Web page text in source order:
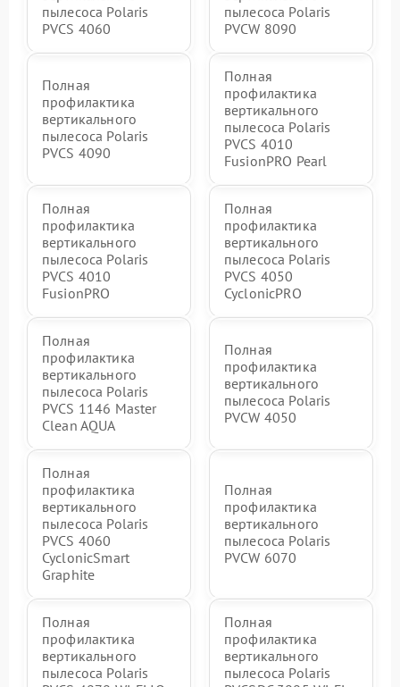
пылесоса Polaris
PVCS 4060
пылесоса Polaris
PVCW 8090
Полная
профилактика
вертикального
пылесоса Polaris
PVCS 4090
Полная
профилактика
вертикального
пылесоса Polaris
PVCS 4010
FusionPRO Pearl
Полная
профилактика
вертикального
пылесоса Polaris
PVCS 4010
FusionPRO
Полная
профилактика
вертикального
пылесоса Polaris
PVCS 4050
CyclonicPRO
Полная
профилактика
вертикального
пылесоса Polaris
PVCS 1146 Master
Clean AQUA
Полная
профилактика
вертикального
пылесоса Polaris
PVCW 4050
Полная
профилактика
вертикального
пылесоса Polaris
PVCS 4060
CyclonicSmart
Graphite
Полная
профилактика
вертикального
пылесоса Polaris
PVCW 6070
Полная
профилактика
вертикального
пылесоса Polaris
Полная
профилактика
вертикального
пылесоса Polaris